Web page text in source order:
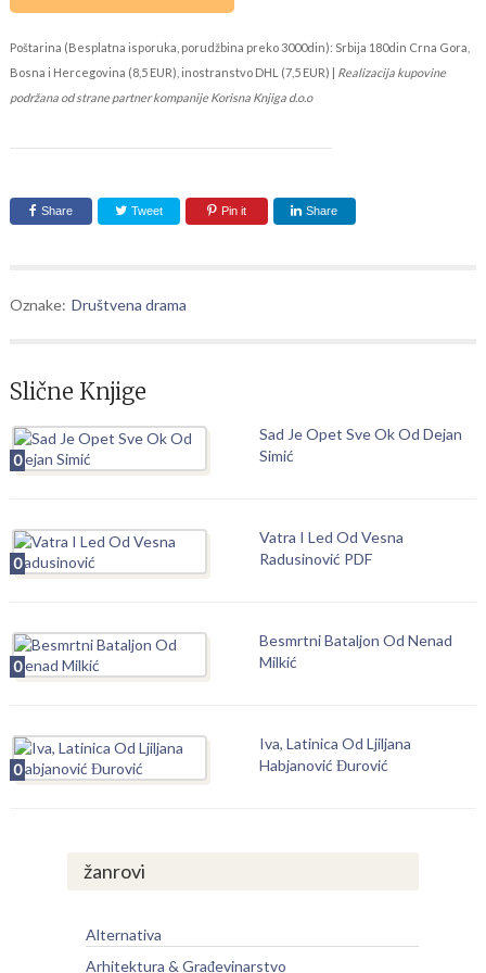
Poštarina (Besplatna isporuka, porudžbina preko 3000din): Srbija 180din Crna Gora,
Bosna i Hercegovina (8,5 EUR), inostranstvo DHL (7,5 EUR) | Realizacija kupovine
podržana od strane partner kompanije Korisna Knjiga d.o.o
Share Tweet Pin it Share
Oznake: Društvena drama
Slične Knjige
0
Sad Je Opet Sve Ok Od Dejan
Simić
0
Vatra I Led Od Vesna
Radusinović PDF
0
Besmrtni Bataljon Od Nenad
Milkić
0
Iva, Latinica Od Ljiljana
Habjanović Đurović
žanrovi
Alternativa
Arhitektura & Građevinarstvo